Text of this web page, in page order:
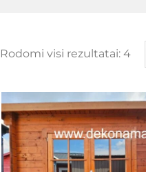
Rodomi visi rezultatai: 4